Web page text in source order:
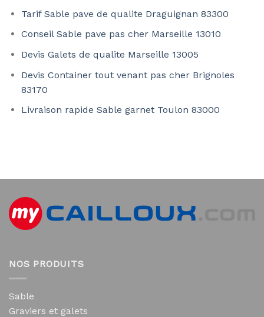
Tarif Sable pave de qualite Draguignan 83300
Conseil Sable pave pas cher Marseille 13010
Devis Galets de qualite Marseille 13005
Devis Container tout venant pas cher Brignoles
83170
Livraison rapide Sable garnet Toulon 83000
NOS PRODUITS
Sable
Graviers et galets